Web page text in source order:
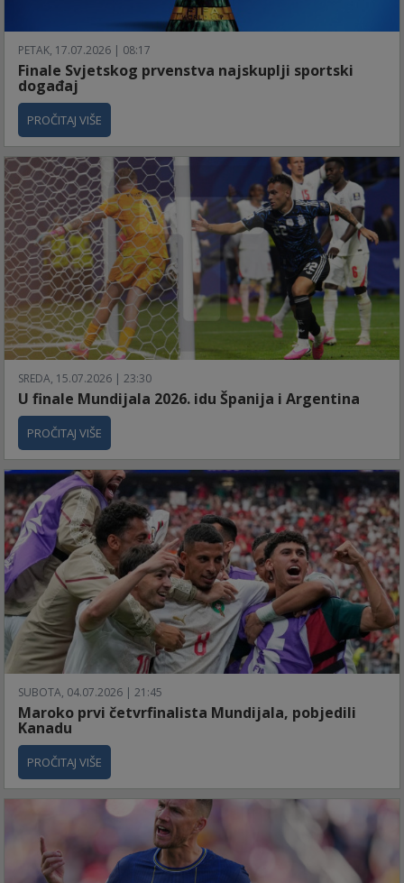
PETAK, 17.07.2026 | 08:17
Finale Svjetskog prvenstva najskuplji sportski
događaj
PROČITAJ VIŠE
SREDA, 15.07.2026 | 23:30
U finale Mundijala 2026. idu Španija i Argentina
PROČITAJ VIŠE
SUBOTA, 04.07.2026 | 21:45
Maroko prvi četvrfinalista Mundijala, pobjedili
Kanadu
PROČITAJ VIŠE